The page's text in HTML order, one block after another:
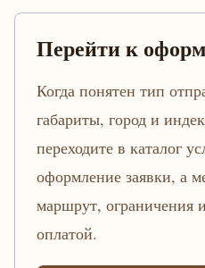
Перейти к
Когда понятен тип
габариты, город и
переходите в каталог
оформление заявки, а
маршрут, ограничения
оплатой.